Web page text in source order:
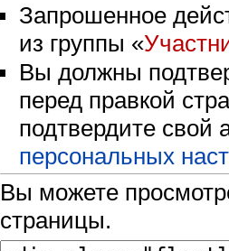
Запрошенное
из группы «
Вы должны
перед правкой
подтвердите свой
персональных
Вы можете
страницы.